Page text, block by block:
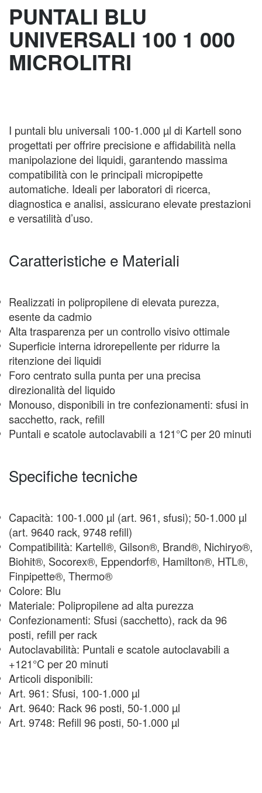
PUNTALI BLU
UNIVERSALI 100 1 000
MICROLITRI
I puntali blu universali 100-1.000 µl di Kartell sono
progettati per offrire precisione e affidabilità nella
manipolazione dei liquidi, garantendo massima
compatibilità con le principali micropipette
automatiche. Ideali per laboratori di ricerca,
diagnostica e analisi, assicurano elevate prestazioni
e versatilità d’uso.
Caratteristiche e Materiali
Realizzati in polipropilene di elevata purezza,
esente da cadmio
Alta trasparenza per un controllo visivo ottimale
Superficie interna idrorepellente per ridurre la
ritenzione dei liquidi
Foro centrato sulla punta per una precisa
direzionalità del liquido
Monouso, disponibili in tre confezionamenti: sfusi in
sacchetto, rack, refill
Puntali e scatole autoclavabili a 121°C per 20 minuti
Specifiche tecniche
Capacità: 100-1.000 µl (art. 961, sfusi); 50-1.000 µl
(art. 9640 rack, 9748 refill)
Compatibilità: Kartell®, Gilson®, Brand®, Nichiryo®,
Biohit®, Socorex®, Eppendorf®, Hamilton®, HTL®,
Finpipette®, Thermo®
Colore: Blu
Materiale: Polipropilene ad alta purezza
Confezionamenti: Sfusi (sacchetto), rack da 96
posti, refill per rack
Autoclavabilità: Puntali e scatole autoclavabili a
+121°C per 20 minuti
Articoli disponibili:
Art. 961: Sfusi, 100-1.000 µl
Art. 9640: Rack 96 posti, 50-1.000 µl
Art. 9748: Refill 96 posti, 50-1.000 µl